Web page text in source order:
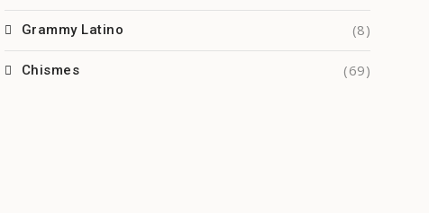
Grammy Latino (8)
Chismes (69)